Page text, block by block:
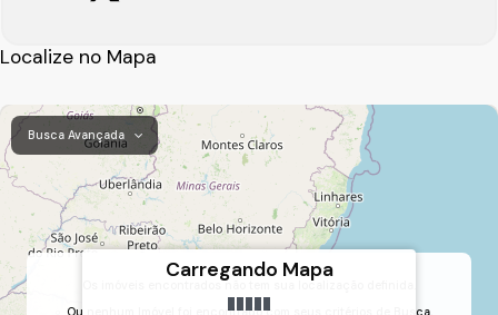
Localize no Mapa
Carregando Mapa
Os imóveis encontrados não tem sua localização definida.
Busca Avançada